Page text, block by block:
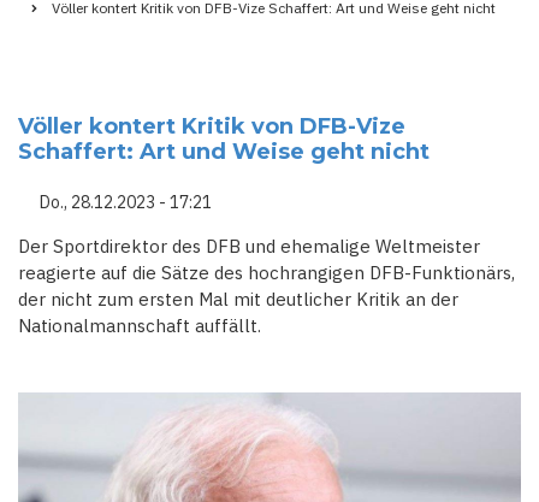
Völler kontert Kritik von DFB-Vize Schaffert: Art und Weise geht nicht
Völler kontert Kritik von DFB-Vize
Schaffert: Art und Weise geht nicht
Do., 28.12.2023 - 17:21
Der Sportdirektor des DFB und ehemalige Weltmeister
reagierte auf die Sätze des hochrangigen DFB-Funktionärs,
der nicht zum ersten Mal mit deutlicher Kritik an der
Nationalmannschaft auffällt.